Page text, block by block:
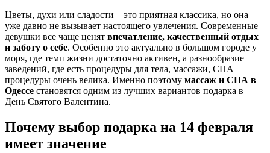
Цветы, духи или сладости – это приятная классика, но она
уже давно не вызывает настоящего увлечения. Современные
девушки все чаще ценят впечатление, качественный отдых
и заботу о себе. Особенно это актуально в большом городе у
моря, где темп жизни достаточно активен, а разнообразие
заведений, где есть процедуры для тела, массажи, СПА
процедуры очень велика. Именно поэтому массаж и СПА в
Одессе становятся одним из лучших вариантов подарка в
День Святого Валентина.
Почему выбор подарка на 14 февраля
имеет значение